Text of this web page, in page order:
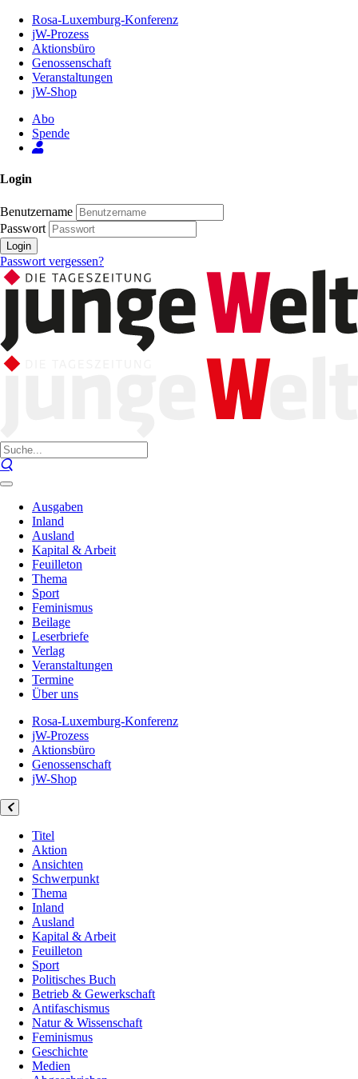
Inhalt
Seite
Rosa-Luxemburg-Konferenz
jW-Prozess
Aktionsbüro
Genossenschaft
Veranstaltungen
jW-Shop
Abo
Spende
Login
Benutzername
Passwort
Login
Passwort vergessen?
Ausgaben
Inland
Ausland
Kapital & Arbeit
Feuilleton
Thema
Sport
Feminismus
Beilage
Leserbriefe
Verlag
Veranstaltungen
Termine
Über uns
Rosa-Luxemburg-Konferenz
jW-Prozess
Aktionsbüro
Genossenschaft
jW-Shop
Titel
Aktion
Ansichten
Schwerpunkt
Thema
Inland
Ausland
Kapital & Arbeit
Feuilleton
Sport
Politisches Buch
Betrieb & Gewerkschaft
Antifaschismus
Natur & Wissenschaft
Feminismus
Geschichte
Medien